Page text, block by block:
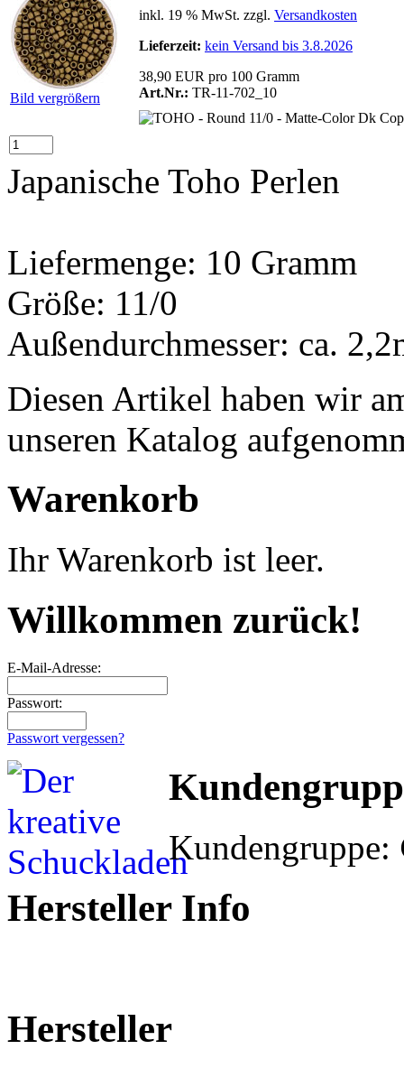
Bild vergrößern
inkl. 19 % MwSt. zzgl. Versandkosten
Lieferzeit: kein Versand bis 3.8.2026
38,90 EUR pro 100 Gramm
Art.Nr.: TR-11-702_10
Japanische Toho Perlen
Liefermenge: 10 Gramm
Größe: 11/0
Außendurchmesser: ca.
Diesen Artikel haben wir
unseren Katalog
Warenkorb
Ihr Warenkorb ist leer.
Willkommen zurück!
E-Mail-Adresse:
Passwort:
Passwort vergessen?
Kundengruppe:
Hersteller Info
Hersteller